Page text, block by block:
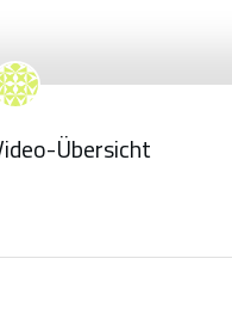
Übersicht